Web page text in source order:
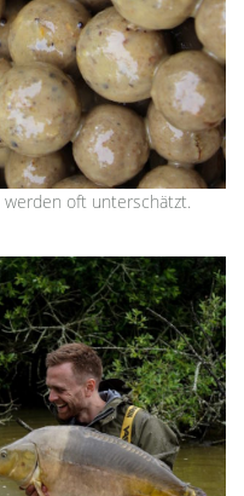
werden oft unterschätzt.